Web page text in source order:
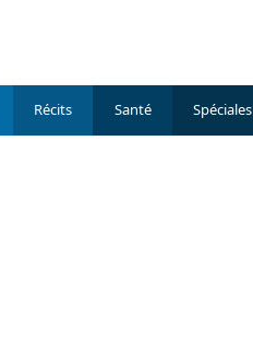
Récits Santé Spéciales